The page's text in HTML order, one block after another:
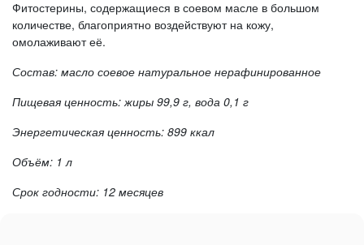
Фитостерины, содержащиеся в соевом масле в большом
количестве, благоприятно воздействуют на кожу,
омолаживают её.
Состав: масло соевое натуральное нерафинированное
Пищевая ценность: жиры 99,9 г, вода 0,1 г
Энергетическая ценность: 899 ккал
Объём: 1 л
Срок годности: 12 месяцев